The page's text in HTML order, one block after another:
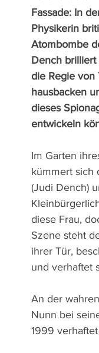
Fassade: In
Physikerin
Atombombe
Dench brilliert
die Regie von
hausbacken
dieses
entwickeln
Im Garten
kümmert sich
(Judi Dench)
diese Frau,
Szene steht
ihrer Tür,
und verhaftet
An der
Nunn bei
1999